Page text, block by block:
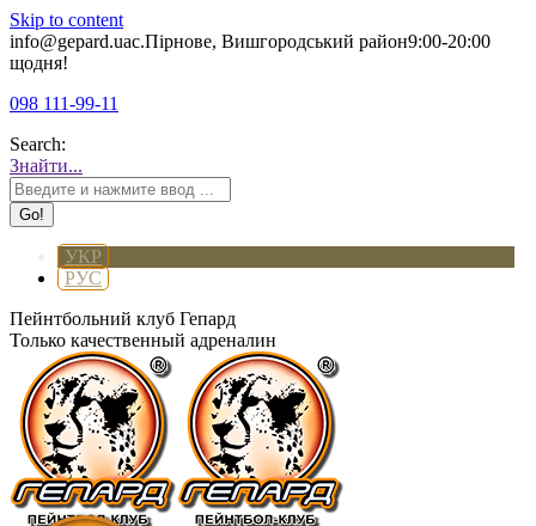
Skip to content
info@gepard.uaс.Пірнове, Вишгородський район9:00-20:00
щодня!
098 111-99-11
Search:
Знайти...
УКР
РУС
Пейнтбольний клуб Гепард
Только качественный адреналин